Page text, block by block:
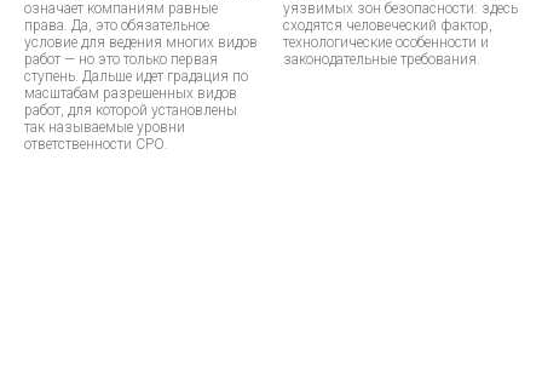
означает компаниям равные
права. Да, это обязательное
условие для ведения многих видов
работ — но это только первая
ступень. Дальше идет градация по
масштабам разрешенных видов
работ, для которой установлены
так называемые уровни
ответственности СРО.
уязвимых зон безопасности: здесь
сходятся человеческий фактор,
технологические особенности и
законодательные требования.